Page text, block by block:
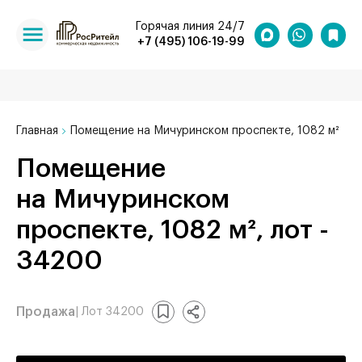
+7 (495) 106-19-99
Горячая линия 24/7
Главная Помещение на Мичуринском проспекте, 1082 м²
Помещение
на Мичуринском
проспекте, 1082 м², лот -
34200
Продажа | Лот 34200